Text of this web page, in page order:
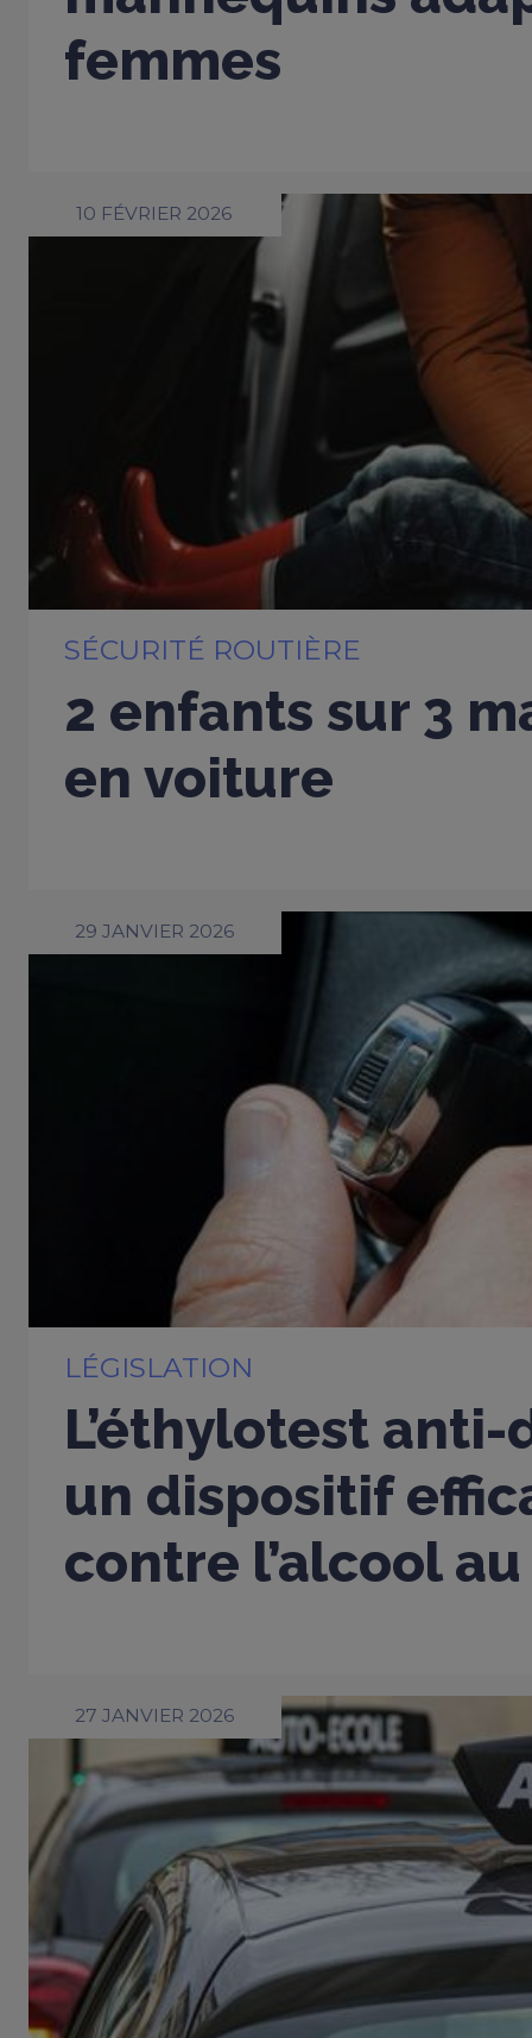
femmes
10 FÉVRIER 2026
SÉCURITÉ ROUTIÈRE
2 enfants sur 3
en voiture
29 JANVIER 2026
LÉGISLATION
L’éthylotest
un dispositif
contre l’alcool
27 JANVIER 2026